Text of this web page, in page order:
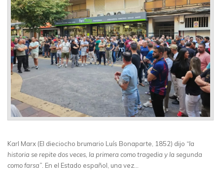
Karl Marx (El dieciocho brumario Luís Bonaparte, 1852) dijo “la
historia se repite dos veces, la primera como tragedia y la segunda
como farsa”. En el Estado español, una vez…